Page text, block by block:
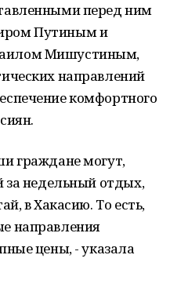
перед ним
Путиным и
Мишустиным,
направлений
комфортного
граждане могут,
за недельный отдых,
в Хакасию. То есть,
направления
цены, - указала